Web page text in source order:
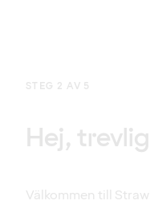
STEG 2 AV 5
Hej,
Välkommen till